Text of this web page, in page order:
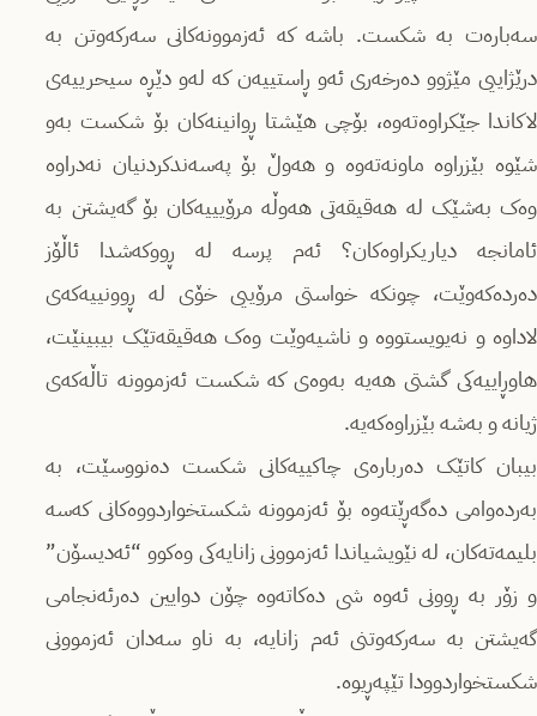
سەبارەت بە شکست. باشە کە ئەزموونەکانی سەرکەوتن بە
درێژاییی مێژوو دەرخەری ئەو ڕاستییەن کە لەو دێڕە سیحرییەی
لاکاندا جێکراوەتەوە، بۆچی هێشتا ڕوانینەکان بۆ شکست بەو
شێوە بێزراوە ماونەتەوە و هەوڵ بۆ پەسەندکردنیان نەدراوە
وەک بەشێک لە هەقیقەتی هەوڵە مرۆیییەکان بۆ گەیشتن بە
ئامانجە دیاریکراوەکان؟ ئەم پرسە لە ڕووکەشدا ئاڵۆز
دەردەکەوێت، چونکە خواستی مرۆییی خۆی لە ڕوونییەکەی
لاداوە و نەیویستووە و ناشیەوێت وەک هەقیقەتێک بیبینێت،
هاوڕاییەکی گشتی هەیە بەوەی کە شکست ئەزموونە تاڵەکەی
ژیانە و بەشە بێزراوەکەیە.
بیبان کاتێک دەربارەی چاکییەکانی شکست دەنووسێت، بە
بەردەوامی دەگەڕێتەوە بۆ ئەزموونە شکستخواردووەکانی کەسە
بلیمەتەکان، لە نێویشیاندا ئەزموونی زانایەکی وەکوو “ئەدیسۆن”
و زۆر بە ڕوونی ئەوە شی دەکاتەوە چۆن دوایین دەرئەنجامی
گەیشتن بە سەرکەوتنی ئەم زانایە، بە ناو سەدان ئەزموونی
شکستخواردوودا تێپەڕیوە.